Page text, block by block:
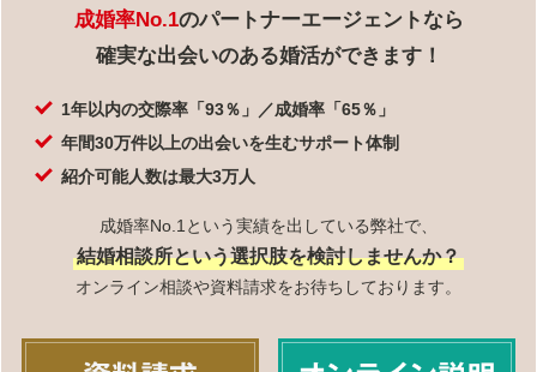
成婚率No.1のパートナーエージェントなら
確実な出会いのある婚活ができます！
1年以内の交際率「93％」／成婚率「65％」
年間30万件以上の出会いを生むサポート体制
紹介可能人数は最大3万人
成婚率No.1という実績を出している弊社で、
結婚相談所という選択肢を検討しませんか？
オンライン相談や資料請求をお待ちしております。